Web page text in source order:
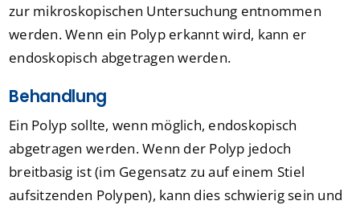
zur mikroskopischen Untersuchung entnommen
werden. Wenn ein Polyp erkannt wird, kann er
endoskopisch abgetragen werden.
Behandlung
Ein Polyp sollte, wenn möglich, endoskopisch
abgetragen werden. Wenn der Polyp jedoch
breitbasig ist (im Gegensatz zu auf einem Stiel
aufsitzenden Polypen), kann dies schwierig sein und